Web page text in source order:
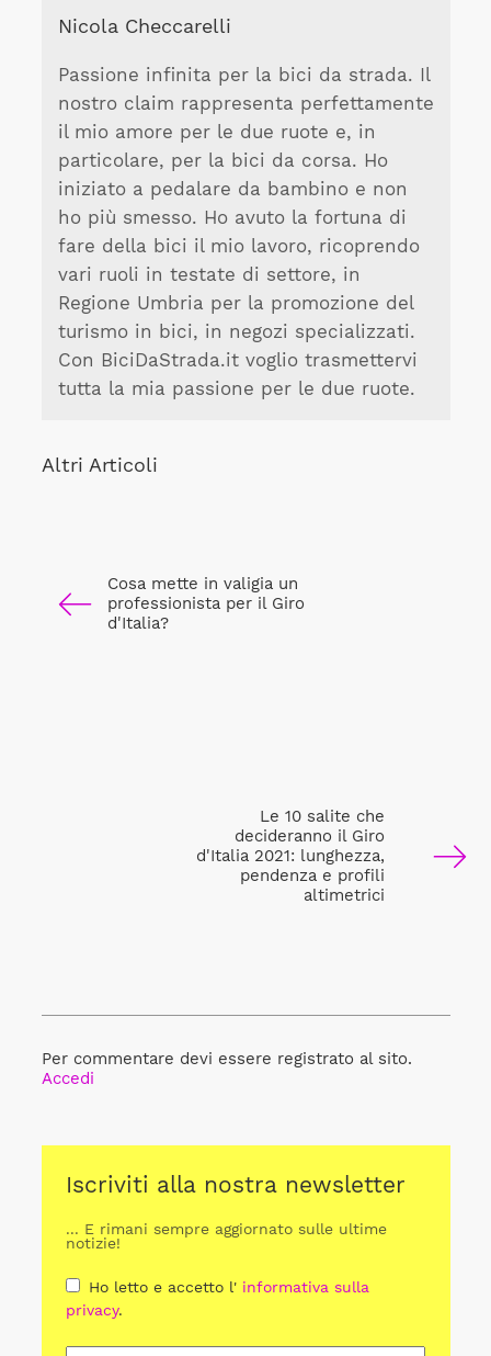
Nicola Checcarelli
Passione infinita per la bici da strada. Il
nostro claim rappresenta perfettamente
il mio amore per le due ruote e, in
particolare, per la bici da corsa. Ho
iniziato a pedalare da bambino e non
ho più smesso. Ho avuto la fortuna di
fare della bici il mio lavoro, ricoprendo
vari ruoli in testate di settore, in
Regione Umbria per la promozione del
turismo in bici, in negozi specializzati.
Con BiciDaStrada.it voglio trasmettervi
tutta la mia passione per le due ruote.
Altri Articoli
Cosa mette in valigia un
professionista per il Giro
d'Italia?
Le 10 salite che
decideranno il Giro
d'Italia 2021: lunghezza,
pendenza e profili
altimetrici
Per commentare devi essere registrato al sito.
Accedi
Iscriviti alla nostra newsletter
... E rimani sempre aggiornato sulle ultime
notizie!
Ho letto e accetto l' informativa sulla
privacy.